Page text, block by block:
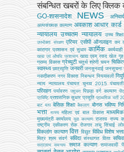
संबन्धित खबरों के लिए क्लिक
GO-शासनादेश NEWS
अल्‍पसंख्‍यक कल्‍याण अवकाश आधार कार्ड
न्यायालय उच्चतम न्यायालय उच्‍च शिक्षा
उपभोक्‍ता संरक्षण एरियर एसीपी ऑनलाइन कर
कारागार प्रशासन एवं सुधार कार्मिक कार्यवाही
खाद्य एवं औषधि प्रशासन खाद्य एवम् रसद खेल गृह
ग्राम्य विकास ग्रेच्युटी चतुर्थ श्रेणी चयन
स्वास्थ्य छात्रवृत्ति जनवरी जनसुनवाई जनसूचना
नकदीकरण नगर विकास निबन्‍धन नियमावली
न्याय न्यायालय पंचायत चुनाव 2015
परिवहन पर्यावरण पशुधन पिछड़ा वर्ग कल्‍याण
प्रविष्टि प्रशासनिक सुधार प्रसूति प्राथमिक भर्ती
बाट माप बेसिक शिक्षा बैकलाग बोनस भविष्य
भत्ता
मत्‍स्‍य महिला एवं बाल विकास माध्यमिक
मुख्‍यमंत्री कार्यालय युवा कल्याण राजस्व राज्य
राष्ट्रीय एकीकरण रोक रोजगार लघु सिंचाई
विकलांग कल्याण वित्त विद्युत विविध विशेष भत्ता
मित्र श्रम संवर्ग संविदा संस्‍थागत वित्‍त
सत्रलाभ
समन्वय समाज कल्याण समाजवादी